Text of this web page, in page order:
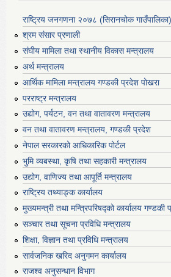
राष्ट्रिय जनगणना २०७८ (सिरानचोक गाउँपालिका)
श्रम संसार प्रणाली
संघीय मामिला तथा स्थानीय विकास मन्त्रालय
अर्थ मन्त्रालय
आर्थिक मामिला मन्त्रालय गण्डकी प्रदेश पोखरा
परराष्ट्र मन्त्रालय
उद्योग, पर्यटन, वन तथा वातावरण मन्त्रालय
वन तथा वातावरण मन्त्रालय, गण्डकी प्रदेश
नेपाल सरकारको आधिकारिक पोर्टल
भुमि व्यबस्था, कृषि तथा सहकारी मन्त्रालय
उद्योग, वाणिज्य तथा आपूर्ति मन्त्रालय
राष्ट्रिय तथ्याङ्क कार्यालय
मुख्यमन्त्री तथा मन्त्रिपरिषद्को कार्यालय गण्डकी
सञ्‍चार तथा सूचना प्रविधि मन्त्रालय
शिक्षा, विज्ञान तथा प्रविधि मन्त्रालय
सार्वजनिक खरिद अनुगमन कार्यालय
राजश्व अनुसन्धान विभाग